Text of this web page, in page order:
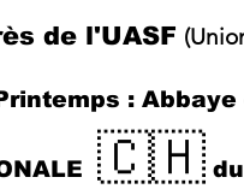
de l'UASF
: Abbaye
🇨🇭